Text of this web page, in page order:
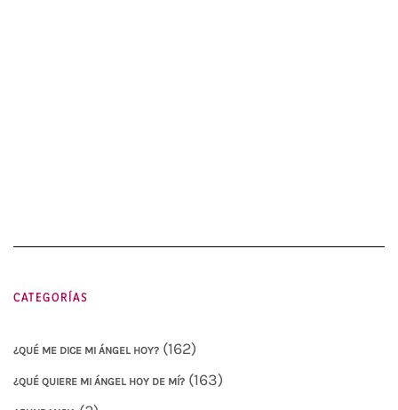
CATEGORÍAS
¿QUÉ ME DICE MI ÁNGEL HOY? (162)
¿QUÉ QUIERE MI ÁNGEL HOY DE MÍ? (163)